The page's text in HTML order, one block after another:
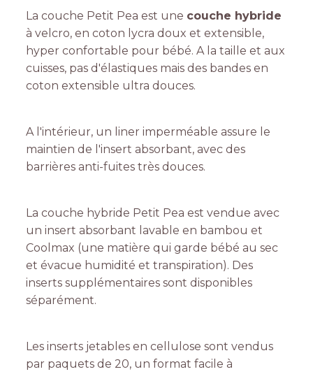
La couche Petit Pea est une couche hybride
à velcro, en coton lycra doux et extensible,
hyper confortable pour bébé. A la taille et aux
cuisses, pas d'élastiques mais des bandes en
coton extensible ultra douces.
A l'intérieur, un liner imperméable assure le
maintien de l'insert absorbant, avec des
barrières anti-fuites très douces.
La couche hybride Petit Pea est vendue avec
un insert absorbant lavable en bambou et
Coolmax (une matière qui garde bébé au sec
et évacue humidité et transpiration). Des
inserts supplémentaires sont disponibles
séparément.
Les inserts jetables en cellulose sont vendus
par paquets de 20, un format facile à